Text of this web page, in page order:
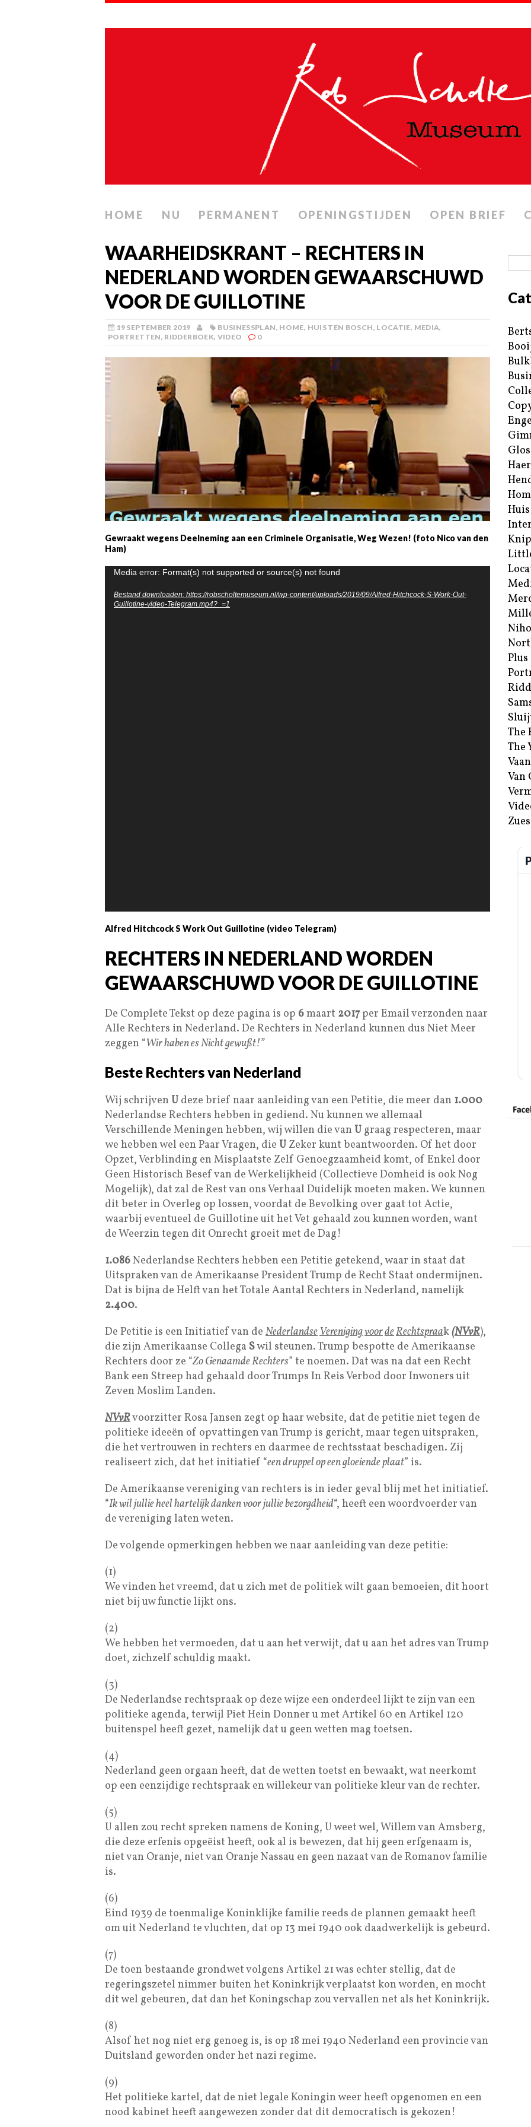
HOME NU PERMANENT OPENINGSTIJDEN OPEN BRIEF
WAARHEIDSKRANT – RECHTERS IN
NEDERLAND WORDEN GEWAARSCHUWD
VOOR DE GUILLOTINE
19 SEPTEMBER 2019 BUSINESSPLAN, HOME, HUIS TEN BOSCH, LOCATIE, MEDIA,
PORTRETTEN, RIDDERBOEK, VIDEO 0
Gewraakt wegens Deelneming aan een Criminele Organisatie, Weg Wezen! (foto Nico van den
Ham)
Videospeler
Media error: Format(s) not supported or source(s) not found
Bestand downloaden: https://robscholtemuseum.nl/wp-content/uploads/2019/09/Alfred-Hitchcock-S-Work-Out-
Guillotine-video-Telegram.mp4?_=1
Alfred Hitchcock S Work Out Guillotine (video Telegram)
RECHTERS IN NEDERLAND WORDEN
GEWAARSCHUWD VOOR DE GUILLOTINE
De Complete Tekst op deze pagina is op 6maart 2017per Email verzonden naar
Alle Rechters in Nederland. De Rechters in Nederland kunnen dus Niet Meer
zeggen “Wir haben es Nicht gewußt!”
Beste Rechters van Nederland
Wij schrijven U deze brief naar aanleiding van een Petitie, die meer dan 1.000
Nederlandse Rechters hebben in gediend. Nu kunnen we allemaal
Verschillende Meningen hebben, wij willen die van U graag respecteren, maar
we hebben wel een Paar Vragen, die U Zeker kunt beantwoorden. Of het door
Opzet, Verblinding en Misplaatste Zelf Genoegzaamheid komt, of Enkel door
Geen Historisch Besef van de Werkelijkheid (Collectieve Domheid is ook Nog
Mogelijk), dat zal de Rest van ons Verhaal Duidelijk moeten maken. We kunnen
dit beter in Overleg op lossen, voordat de Bevolking over gaat tot Actie,
waarbij eventueel de Guillotine uit het Vet gehaald zou kunnen worden, want
de Weerzin tegen dit Onrecht groeit met de Dag!
1.086Nederlandse Rechters hebben een Petitie getekend, waar in staat dat
Uitspraken van de Amerikaanse President Trump de Recht Staat ondermijnen.
Dat is bijna de Helft van het Totale Aantal Rechters in Nederland, namelijk
2.400.
De Petitie is een Initiatief van de NederlandseVerenigingvoordeRechtspraak(NVvR),
die zijn Amerikaanse Collega Swil steunen. Trump bespotte de Amerikaanse
Rechters door ze “Zo Genaamde Rechters” te noemen. Dat was na dat een Recht
Bank een Streep had gehaald door Trumps In Reis Verbod door Inwoners uit
Zeven Moslim Landen.
NVvRvoorzitter Rosa Jansen zegt op haar website, dat de petitie niet tegen de
politieke ideeën of opvattingen van Trump is gericht, maar tegen uitspraken,
die het vertrouwen in rechters en daarmee de rechtsstaat beschadigen. Zij
realiseert zich, dat het initiatief “een druppel op een gloeiende plaat” is.
De Amerikaanse vereniging van rechters is in ieder geval blij met het initiatief.
“Ik wil jullie heel hartelijk danken voor jullie bezorgdheid“, heeft een woordvoerder van
de vereniging laten weten.
De volgende opmerkingen hebben we naar aanleiding van deze petitie:
(1)
We vinden het vreemd, dat u zich met de politiek wilt gaan bemoeien, dit hoort
niet bij uw functie lijkt ons.
(2)
We hebben het vermoeden, dat u aan het verwijt, dat u aan het adres van Trump
doet, zichzelf schuldig maakt.
(3)
De Nederlandse rechtspraak op deze wijze een onderdeel lijkt te zijn van een
politieke agenda, terwijl Piet Hein Donner u met Artikel 60 en Artikel 120
buitenspel heeft gezet, namelijk dat u geen wetten mag toetsen.
(4)
Nederland geen orgaan heeft, dat de wetten toetst en bewaakt, wat neerkomt
op een eenzijdige rechtspraak en willekeur van politieke kleur van de rechter.
(5)
U allen zou recht spreken namens de Koning, U weet wel, Willem van Amsberg,
die deze erfenis opgeëist heeft, ook al is bewezen, dat hij geen erfgenaam is,
niet van Oranje, niet van Oranje Nassau en geen nazaat van de Romanov familie
is.
(6)
Eind 1939 de toenmalige Koninklijke familie reeds de plannen gemaakt heeft
om uit Nederland te vluchten, dat op 13 mei 1940 ook daadwerkelijk is gebeurd.
(7)
De toen bestaande grondwet volgens Artikel 21 was echter stellig, dat de
regeringszetel nimmer buiten het Koninkrijk verplaatst kon worden, en mocht
dit wel gebeuren, dat dan het Koningschap zou vervallen net als het Koninkrijk.
(8)
Alsof het nog niet erg genoeg is, is op 18 mei 1940 Nederland een provincie van
Duitsland geworden onder het nazi regime.
(9)
Het politieke kartel, dat de niet legale Koningin weer heeft opgenomen en een
nood kabinet heeft aangewezen zonder dat dit democratisch is gekozen!
Plus
The
The
Van